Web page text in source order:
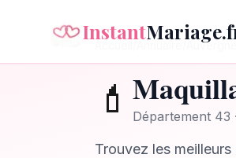
Instant
💄 Département 43 ·
Trouvez les meilleurs